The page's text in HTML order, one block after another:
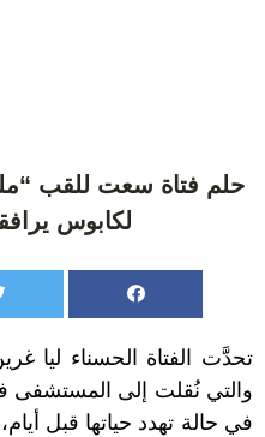
حلم فتاة سعت للقب
لكابوس
والتي نُقلت إلى المستشفى
في حالة تهدد حياتها قبل